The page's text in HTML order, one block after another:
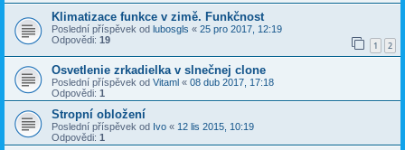
Klimatizace funkce v zimě. Funkčnost
Poslední příspěvek od lubosgls « 25 pro 2017, 12:19
Odpovědi: 19 1 2
Osvetlenie zrkadielka v slnečnej clone
Poslední příspěvek od Vitaml « 08 dub 2017, 17:18
Odpovědi: 1
Stropní obložení
Poslední příspěvek od Ivo « 12 lis 2015, 10:19
Odpovědi: 1